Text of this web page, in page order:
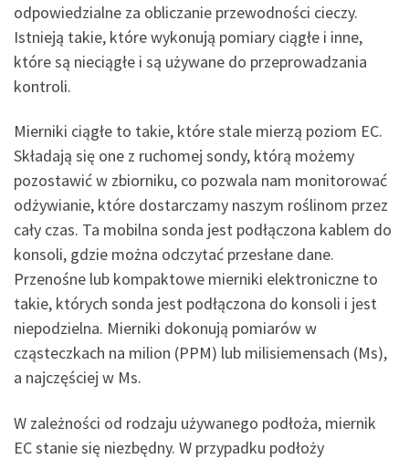
odpowiedzialne za obliczanie przewodności cieczy.
Istnieją takie, które wykonują pomiary ciągłe i inne,
które są nieciągłe i są używane do przeprowadzania
kontroli.
Mierniki ciągłe to takie, które stale mierzą poziom EC.
Składają się one z ruchomej sondy, którą możemy
pozostawić w zbiorniku, co pozwala nam monitorować
odżywianie, które dostarczamy naszym roślinom przez
cały czas. Ta mobilna sonda jest podłączona kablem do
konsoli, gdzie można odczytać przesłane dane.
Przenośne lub kompaktowe mierniki elektroniczne to
takie, których sonda jest podłączona do konsoli i jest
niepodzielna. Mierniki dokonują pomiarów w
cząsteczkach na milion (PPM) lub milisiemensach (Ms),
a najczęściej w Ms.
W zależności od rodzaju używanego podłoża, miernik
EC stanie się niezbędny. W przypadku podłoży